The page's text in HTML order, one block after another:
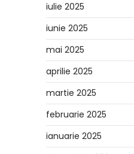
iulie 2025
iunie 2025
mai 2025
aprilie 2025
martie 2025
februarie 2025
ianuarie 2025